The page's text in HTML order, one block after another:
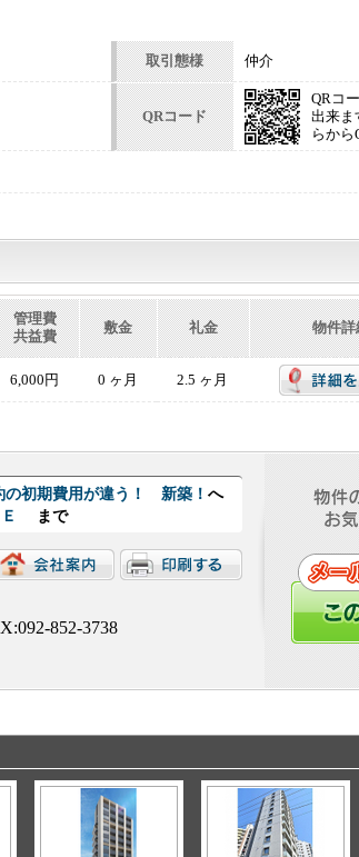
取引態様 仲介
QRコード
QRコ
出来ま
らから
管理費
共益費
敷金 礼金 物件詳
6,000円 0 ヶ月 2.5 ヶ月
初期費用が違う！ 新築！ へ
Ｅ まで
852-3738